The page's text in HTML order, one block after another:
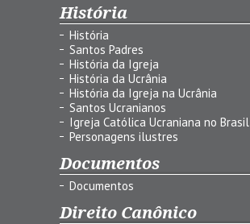
História
História
Santos Padres
História da Igreja
História da Ucrânia
História da Igreja na Ucrânia
Santos Ucranianos
Igreja Católica Ucraniana no Brasil
Personagens ilustres
Documentos
Documentos
Direito Canônico